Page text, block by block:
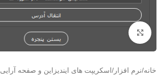
برای بزرگنمایی کلیک کنید
خانه/نرم افزار /اسکریپت های ایندیزاین و صفحه آرایی